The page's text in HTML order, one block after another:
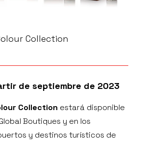
Collection
de septiembre de 2023
Collection estará disponible
Boutiques y en los
y destinos turísticos de